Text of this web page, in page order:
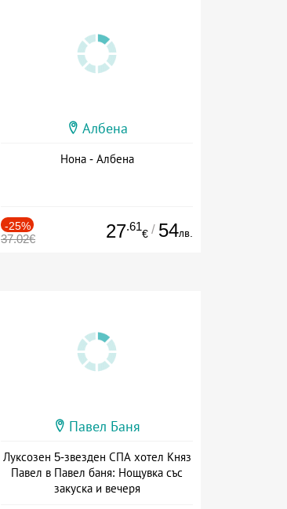
Албена
Нона - Албена
-25%
37.02€ 27.61
€ / 54лв.
Павел Баня
Луксозен 5-звезден СПА хотел Княз
Павел в Павел баня: Нощувка със
закуска и вечеря